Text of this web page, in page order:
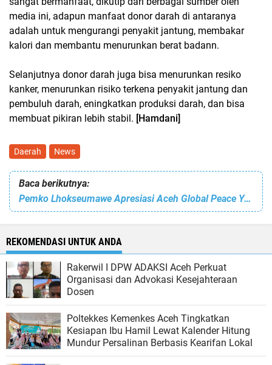
media ini, adapun manfaat donor darah di antaranya
adalah untuk mengurangi penyakit jantung, membakar
kalori dan membantu menurunkan berat badann.
Selanjutnya donor darah juga bisa menurunkan resiko
kanker, menurunkan risiko terkena penyakit jantung dan
pembuluh darah, eningkatkan produksi darah, dan bisa
membuat pikiran lebih stabil. [Hamdani]
Daerah News
Baca berikutnya:
Pemko Lhokseumawe Apresiasi Aceh Global Peace Youth Training 2023.
REKOMENDASI UNTUK ANDA
Rakerwil I DPW ADAKSI Aceh Perkuat
Organisasi dan Advokasi Kesejahteraan
Dosen
Poltekkes Kemenkes Aceh Tingkatkan
Kesiapan Ibu Hamil Lewat Kalender Hitung
Mundur Persalinan Berbasis Kearifan Lokal